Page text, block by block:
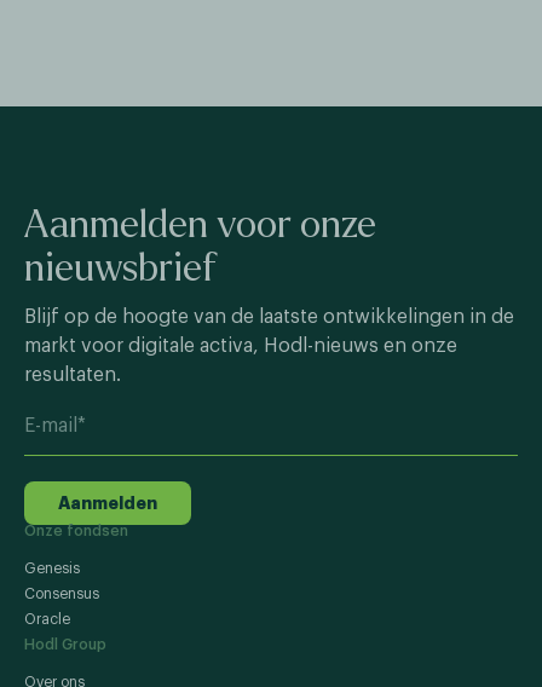
Aanmelden voor onze
nieuwsbrief
Blijf op de hoogte van de laatste ontwikkelingen in de
markt voor digitale activa, Hodl-nieuws en onze
resultaten.
Aanmelden
Onze fondsen
Genesis
Consensus
Oracle
Hodl Group
Over ons